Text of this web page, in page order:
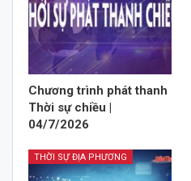
Chương trình phát thanh
Thời sự chiều |
04/7/2026
THỜI SỰ ĐỊA PHƯƠNG